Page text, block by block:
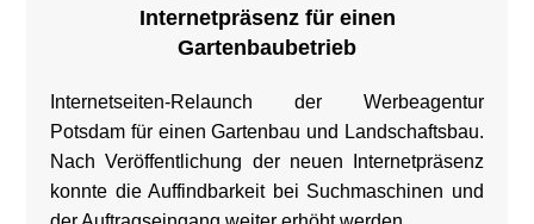
Internetpräsenz für einen
Gartenbaubetrieb
Internetseiten-Relaunch der Werbeagentur
Potsdam für einen Gartenbau und Landschaftsbau.
Nach Veröffentlichung der neuen Internetpräsenz
konnte die Auffindbarkeit bei Suchmaschinen und